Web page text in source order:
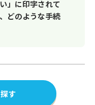
」に印字されて
どのような手続
す